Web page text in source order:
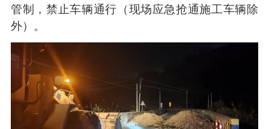
管制，禁止车辆通行（现场应急抢通施工车辆除
外）。